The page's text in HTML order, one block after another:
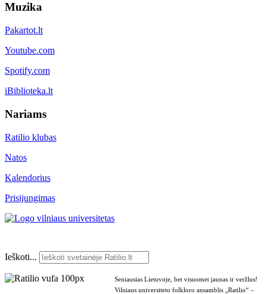
Muzika
Pakartot.lt
Youtube.com
Spotify.com
iBiblioteka.lt
Nariams
Ratilio klubas
Natos
Kalendorius
Prisijungimas
Ieškoti...
Seniausias Lietuvoje, bet visuomet jaunas ir veržlus!
Vilniaus universiteto folkloro ansamblis „Ratilio“ –